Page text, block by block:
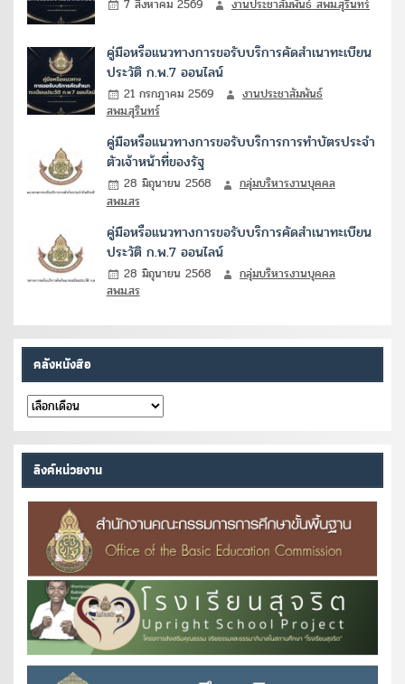
7 สิงหาคม 2569 งานประชาสัมพันธ์ สพม.สุรินทร์
คู่มือหรือแนวทางการขอรับบริการคัดสำเนาทะเบียน
ประวัติ ก.พ.7 ออนไลน์
21 กรกฎาคม 2569
งานประชาสัมพันธ์
สพม.สุรินทร์
คู่มือหรือแนวทางการขอรับบริการการทำบัตรประจำ
ตัวเจ้าหน้าที่ของรัฐ
28 มิถุนายน 2568
กลุ่มบริหารงานบุคคล
สพม.สร
คู่มือหรือแนวทางการขอรับบริการคัดสำเนาทะเบียน
ประวัติ ก.พ.7 ออนไลน์
28 มิถุนายน 2568
กลุ่มบริหารงานบุคคล
สพม.สร
คลังหนังสือ
คลัง
หนังสือ
ลิงค์หน่วยงาน